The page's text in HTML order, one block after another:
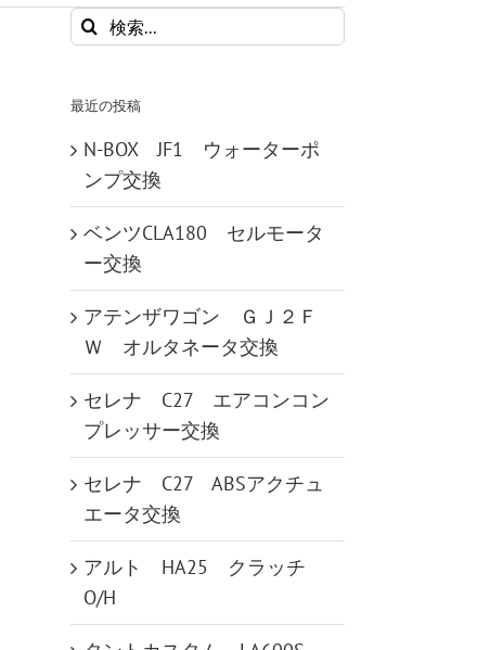
検
索
最近の投稿
N-BOX JF1 ウォーターポ
ンプ交換
ベンツCLA180 セルモータ
ー交換
アテンザワゴン ＧＪ２Ｆ
Ｗ オルタネータ交換
セレナ C27 エアコンコン
プレッサー交換
セレナ C27 ABSアクチュ
エータ交換
アルト HA25 クラッチ
O/H